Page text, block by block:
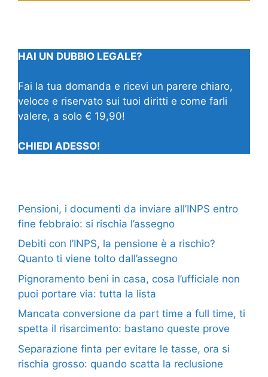
HAI UN DUBBIO LEGALE?
Fai la tua domanda e ricevi un parere chiaro,
veloce e riservato sui tuoi diritti e come farli
valere, a solo € 19,90!
CHIEDI ADESSO!
Pensioni, i documenti da inviare all’INPS entro
fine febbraio: si rischia l’assegno
Debiti con l’INPS, la pensione è a rischio?
Quanto ti viene tolto dall’assegno
Pignoramento beni in casa, cosa l’ufficiale non
puoi portare via: tutta la lista
Mancata conversione da part time a full time, ti
spetta il risarcimento: bastano queste prove
Separazione finta per evitare le tasse, ora si
rischia grosso: quando scatta la reclusione